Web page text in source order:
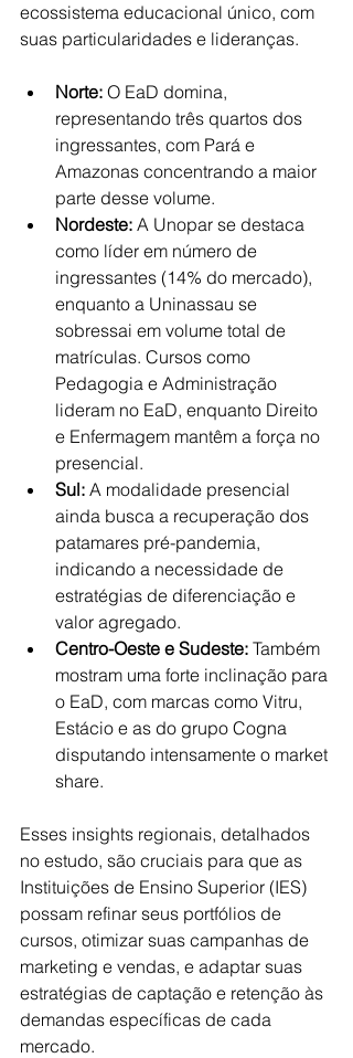
ecossistema educacional único, com
suas particularidades e lideranças.
Norte: O EaD domina,
representando três quartos dos
ingressantes, com Pará e
Amazonas concentrando a maior
parte desse volume.
Nordeste: A Unopar se destaca
como líder em número de
ingressantes (14% do mercado),
enquanto a Uninassau se
sobressai em volume total de
matrículas. Cursos como
Pedagogia e Administração
lideram no EaD, enquanto Direito
e Enfermagem mantêm a força no
presencial.
Sul: A modalidade presencial
ainda busca a recuperação dos
patamares pré-pandemia,
indicando a necessidade de
estratégias de diferenciação e
valor agregado.
Centro-Oeste e Sudeste: Também
mostram uma forte inclinação para
o EaD, com marcas como Vitru,
Estácio e as do grupo Cogna
disputando intensamente o market
share.
Esses insights regionais, detalhados
no estudo, são cruciais para que as
Instituições de Ensino Superior (IES)
possam refinar seus portfólios de
cursos, otimizar suas campanhas de
marketing e vendas, e adaptar suas
estratégias de captação e retenção às
demandas específicas de cada
mercado.